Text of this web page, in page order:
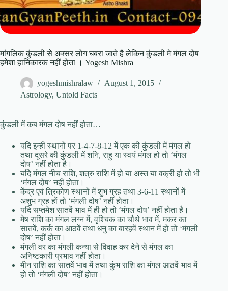
मांगलिक कुंडली से अक्सर लोग घबरा जाते है लेकिन कुंडली मे मंगल दोष
हमेशा हानिकारक नहीं होता । Yogesh Mishra
yogeshmishralaw
August 1, 2015
Astrology, Untold Facts
कुंडली में कब मंगल दोष नहीं होता…
यदि इन्हीं स्थानों पर 1-4-7-8-12 में एक की कुंडली में मंगल हो
तथा दूसरे की कुंडली में शनि, राहु या स्वयं मंगल हो तो ‘मंगल
दोष’ नहीं होता है।
यदि मंगल नीच राशि, शत्रु राशि में हो या अस्त या वक्री हो तो भी
‘मंगल दोष’ नहीं होता।
केंद्र एवं त्रिकोण स्थानों में शुभ ग्रह तथा 3-6-11 स्थानों में
अशुभ ग्रह हों तो ‘मंगली दोष’ नहीं होता।
यदि सप्तमेश सातवें भाव में ही हो तो ‘मंगल दोष’ नहीं होता है।
मेष राशि का मंगल लग्न में, वृश्चिक का चौथे भाव में, मकर का
सातवें, कर्क का आठवें तथा धनु का बारहवें स्थान में हो तो ‘मंगली
दोष’ नहीं होता।
मंगली वर का मंगली कन्या से विवाह कर देने से मंगल का
अनिष्टकारी प्रभाव नहीं होता।
मीन राशि का सातवें भाव में तथा कुंभ राशि का मंगल आठवें भाव में
हो तो ‘मंगली दोष’ नहीं होता।